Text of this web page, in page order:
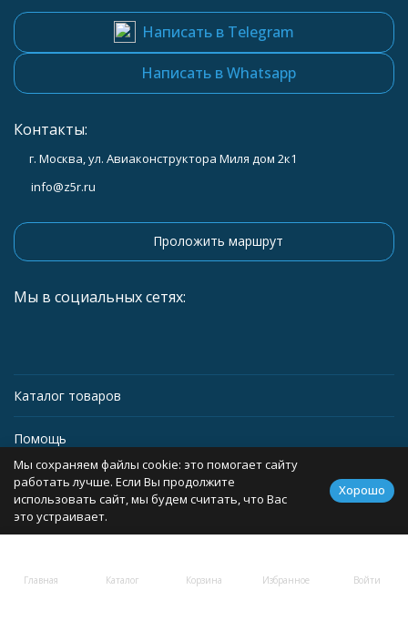
Главная Каталог Корзина Избранное Войти
Написать в Telegram
Написать в Whatsapp
Контакты:
г. Москва, ул. Авиаконструктора Миля дом 2к1
info@z5r.ru
Проложить маршрут
Мы в социальных сетях:
Каталог товаров
Помощь
Информация
Политика персональных данных
Мы сохраняем файлы cookie: это помогает сайту
работать лучше. Если Вы продолжите
использовать сайт, мы будем считать, что Вас
это устраивает.
Хорошо